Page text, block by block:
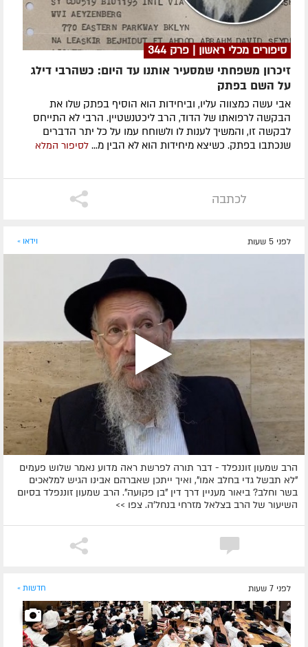
סיפורים מכלי ראשון | פרק 344
זיכרון משפחתי שמסעיר אותנו עד היום: כשהרבי דילג
על השם בפתק
אבי עשה כמצווה עליו, וביחידות הוא הוסיף בפתק שלו את
הבקשה לרפואתו של הדוד, הרב ליכטנשטיין. הרבי לא התייחס
לבקשה זו, והמשיך לענות לו ולשוחח עמו על כל יתר הדברים
שנכתבו בפתק. כשיצא מיחידות הוא לא הבין מ... לסיפור המלא
לכתבה
לפני 5 שעות וידאו »
הרב שמעון זוננפלד - דבר תורה לפרשת ראה מדוע נאמר שלוש פעמים
"לא תבשל גדי בחלב אמו", ואיך ייתכן שאברהם אבינו הגיש למלאכים
בשר וחלב? ביאור מעניין דרך דין "בן פקועה". הרב שמעון זוננפלד בסיום
השיעור של הרב בצלאל מזרחי בנחל'ה. צפו >>
לפני 7 שעות חדשות »